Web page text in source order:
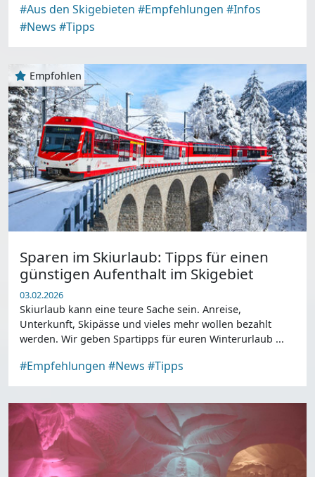
#Aus den Skigebieten #Empfehlungen #Infos
#News #Tipps
Empfohlen
Sparen im Skiurlaub: Tipps für einen
günstigen Aufenthalt im Skigebiet
03.02.2026
Skiurlaub kann eine teure Sache sein. Anreise,
Unterkunft, Skipässe und vieles mehr wollen bezahlt
werden. Wir geben Spartipps für euren Winterurlaub ...
#Empfehlungen #News #Tipps